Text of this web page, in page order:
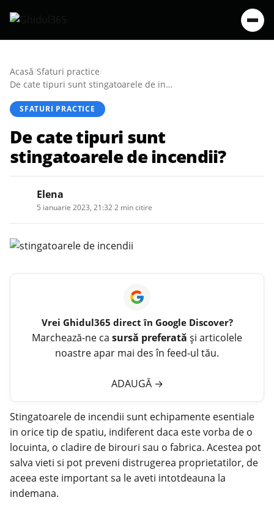
Acasă/Sfaturi practice/
De cate tipuri sunt stingatoarele de incendii?
SFATURI PRACTICE
De cate tipuri sunt
stingatoarele de incendii?
Elena
5 ianuarie 2023, 21:322 min citire
Vrei Ghidul365 direct în Google Discover?
Marchează-ne ca sursă preferată și articolele
noastre apar mai des în feed-ul tău.
ADAUGĂ →
Stingatoarele de incendii sunt echipamente esentiale
in orice tip de spatiu, indiferent daca este vorba de o
locuinta, o cladire de birouri sau o fabrica. Acestea pot
salva vieti si pot preveni distrugerea proprietatilor, de
aceea este important sa le aveti intotdeauna la
indemana.